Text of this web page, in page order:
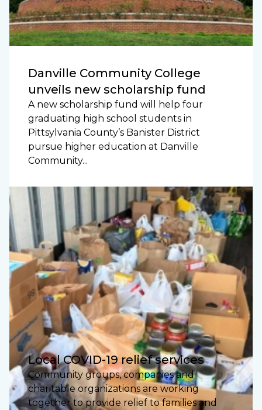
Danville Community College
unveils new scholarship fund
A new scholarship fund will help four
graduating high school students in
Pittsylvania County’s Banister District
pursue higher education at Danville
Community...
Local COVID-19 relief services
Community groups, companies and
charitable organizations are working
together to provide relief to families and